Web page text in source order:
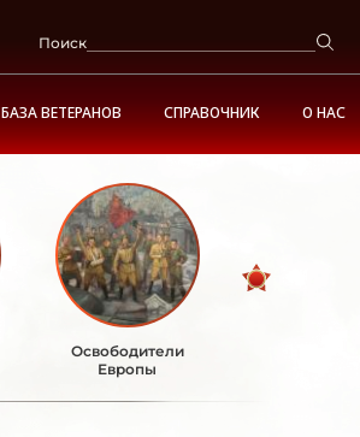
Поиск
БАЗА ВЕТЕРАНОВ СПРАВОЧНИК О НАС
Освободители
Европы